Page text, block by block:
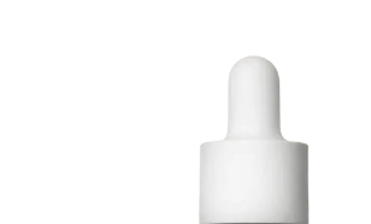
PURITO
GEL CREAM -
Pôvodne: